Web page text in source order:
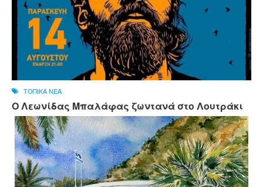
ΤΟΠΙΚΑ ΝΕΑ
Ο Λεωνίδας Μπαλάφας ζωντανά στο Λουτράκι